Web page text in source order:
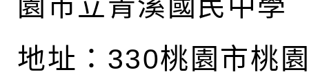
園市立青溪國民中學
地址： 330桃園市桃